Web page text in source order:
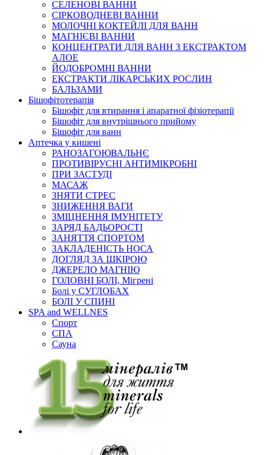
СЕЛЕНОВІ ВАННИ
СІРКОВОДНЕВІ ВАННИ
МОЛОЧНІ КОКТЕЙЛІ ДЛЯ ВАНН
МАГНІЄВІ ВАННИ
КОНЦЕНТРАТИ ДЛЯ ВАНН З ЕКСТРАКТОМ
АЛОЕ
ЙОДОБРОМНІ ВАННИ
ЕКСТРАКТИ ЛІКАРСЬКИХ РОСЛИН
БАЛЬЗАМИ
Бішофітотерапія
Бішофіт для втирання і апаратної фізіотерапії
Бішофіт для внутрішнього прийому
Бішофіт для ванн
Аптечка у кишені
РАНОЗАГОЮВАЛЬНЄ
ПРОТИВІРУСНІ АНТИМІКРОБНІ
ПРИ ЗАСТУДІ
МАСАЖ
ЗНЯТИ СТРЕС
ЗНИЖЕННЯ ВАГИ
ЗМІЦНЕННЯ ІМУНІТЕТУ
ЗАРЯД БАДЬОРОСТІ
ЗАНЯТТЯ СПОРТОМ
ЗАКЛАДЕНІСТЬ НОСА
ДОГЛЯД ЗА ШКІРОЮ
ДЖЕРЕЛО МАГНІЮ
ГОЛОВНІ БОЛІ, Мігрені
Болі у СУГЛОБАХ
БОЛІ У СПИНІ
SPA and WELLNES
Спорт
СПА
Сауна